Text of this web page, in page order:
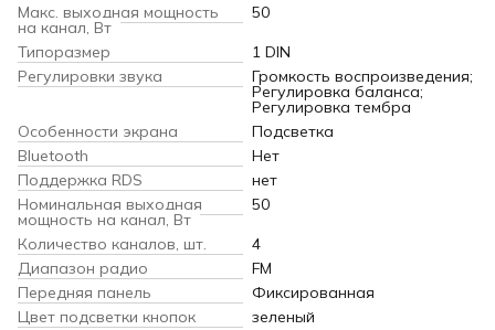
Макс. выходная мощность
на канал, Вт
50
Типоразмер
1 DIN
Регулировки звука
Громкость воспроизведения;
Регулировка баланса;
Регулировка тембра
Особенности экрана
Подсветка
Bluetooth
Нет
Поддержка RDS
нет
Номинальная выходная
мощность на канал, Вт
50
Количество каналов, шт.
4
Диапазон радио
FM
Передняя панель
Фиксированная
Цвет подсветки кнопок
зеленый